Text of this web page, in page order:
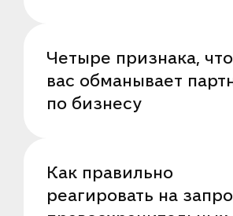
Четыре признака, что
вас обманывает
по бизнесу
Как правильно
реагировать на